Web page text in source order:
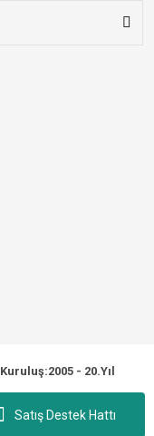
Satış Destek Hattı
Kuruluş:2005 - 20.Yıl